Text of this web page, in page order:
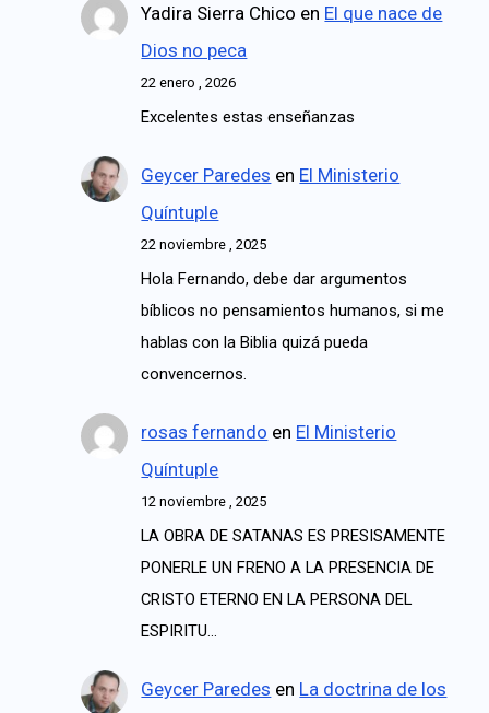
Yadira Sierra Chico en El que nace de
Dios no peca
22 enero , 2026
Excelentes estas enseñanzas
Geycer Paredes en El Ministerio
Quíntuple
22 noviembre , 2025
Hola Fernando, debe dar argumentos
bíblicos no pensamientos humanos, si me
hablas con la Biblia quizá pueda
convencernos.
rosas fernando en El Ministerio
Quíntuple
12 noviembre , 2025
LA OBRA DE SATANAS ES PRESISAMENTE
PONERLE UN FRENO A LA PRESENCIA DE
CRISTO ETERNO EN LA PERSONA DEL
ESPIRITU…
Geycer Paredes en La doctrina de los